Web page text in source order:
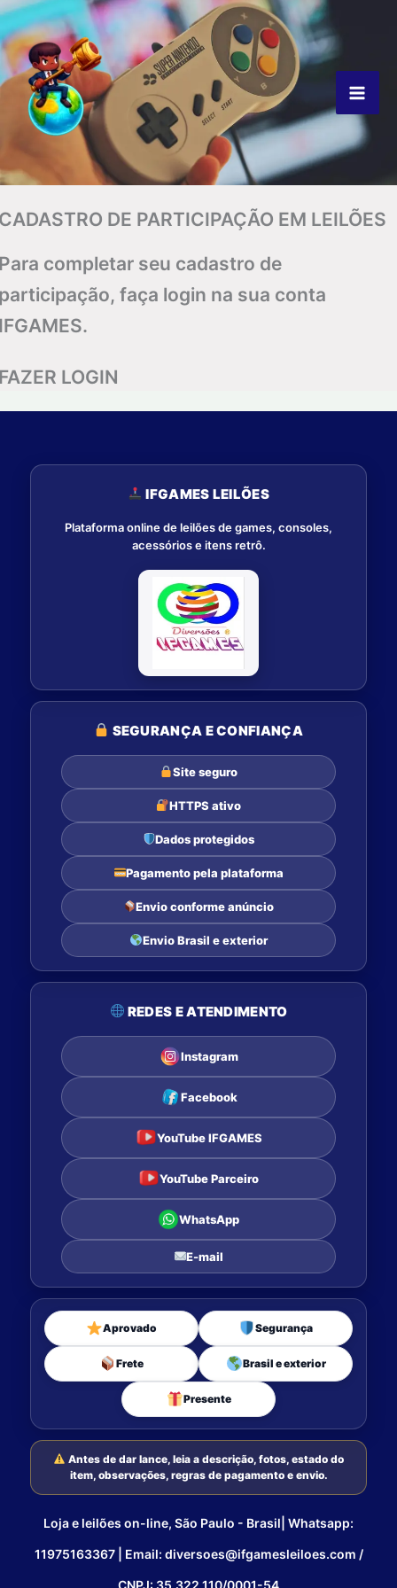
Ir
para
o
conteúdo
DE PARTICIPAÇÃO EM LEILÕES
completar seu cadastro de
faça login na sua conta
LOGIN
IFGAMES LEILÕES
Plataforma online de leilões de games, consoles,
acessórios e itens retrô.
SEGURANÇA E CONFIANÇA
Site seguro
HTTPS ativo
Dados protegidos
Pagamento pela plataforma
Envio conforme anúncio
Envio Brasil e exterior
REDES E ATENDIMENTO
Instagram
Facebook
YouTube IFGAMES
YouTube Parceiro
WhatsApp
E-mail
Aprovado Segurança
Frete Brasil e exterior
Presente
Antes de dar lance, leia a descrição, fotos, estado do
item, observações, regras de pagamento e envio.
Loja e leilões on-line, São Paulo - Brasil| Whatsapp:
11975163367 | Email: diversoes@ifgamesleiloes.com /
CNPJ: 35.322.110/0001-54